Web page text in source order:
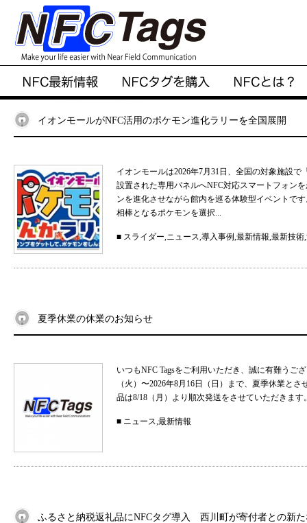
イオンモールがNFC活用のポケモン進化ラリーを全国展開
イオンモールは2026年7月31日、全国の対象施設
設置された専用パネルへNFC対応スマートフォン
ンを進化させながら館内を巡る体験型イベント
相棒となるポケモンを選択...
■ スライダー,ニュース,導入事例,最新情報,最新技術,
夏季休業の休業のお知らせ
いつもNFC Tagsをご利用いただき、誠に有難う
（火）〜2026年8月16日（日）まで、夏季休業と
品は8/18（月）より順次発送をさせていただきま
■ ニュース,最新情報
ふるさと納税返礼品にNFCタグ導入 西川町が寄付者との新